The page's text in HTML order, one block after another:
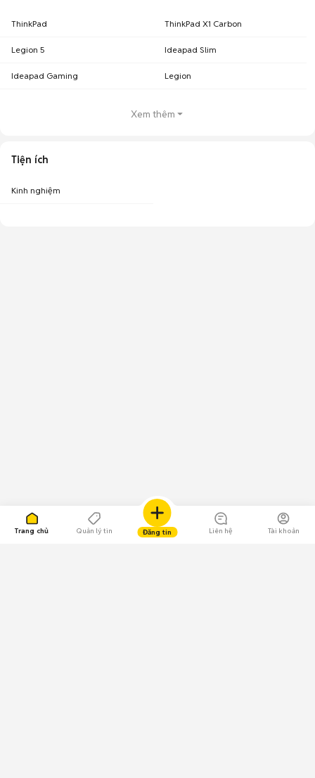
Trang chủ Quản lý tin Đăng tin Liên hệ Tài khoản
ThinkPad ThinkPad X1 Carbon
Legion 5 Ideapad Slim
Ideapad Gaming Legion
Xem thêm
Tiện ích
Kinh nghiệm